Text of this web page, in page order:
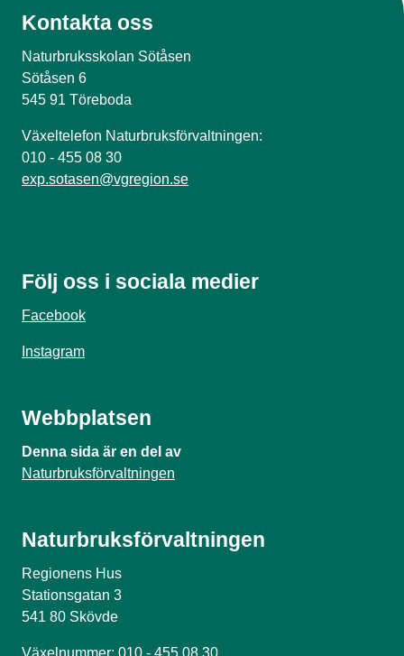
Kontakta oss
Naturbruksskolan Sötåsen
Sötåsen 6
545 91 Töreboda
Växeltelefon Naturbruksförvaltningen:
010 - 455 08 30
exp.sotasen@vgregion.se
Följ oss i sociala medier
Facebook
Instagram
Webbplatsen
Denna sida är en del av
Naturbruksförvaltningen
Naturbruksförvaltningen
Regionens Hus
Stationsgatan 3
541 80 Skövde